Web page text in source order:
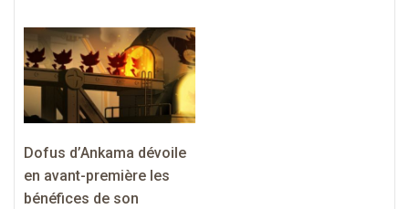
Dofus d’Ankama dévoile
en avant-première les
bénéfices de son